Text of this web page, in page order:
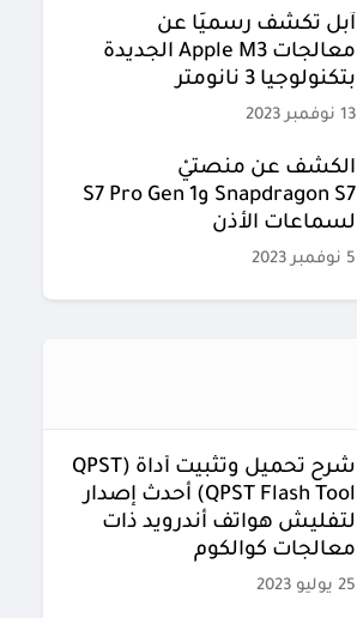
آبل تكشف رسميًا عن
معالجات Apple M3 الجديدة
بتكنولوجيا 3 نانومتر
13 نوفمبر 2023
الكشف عن منصتيْ
Snapdragon S7 وS7 Pro Gen 1
لسماعات الأذن
5 نوفمبر 2023
شرح تحميل وتثبيت أداة (QPST
(QPST Flash Tool أحدث إصدار
لتفليش هواتف أندرويد ذات
معالجات كوالكوم
25 يوليو 2023